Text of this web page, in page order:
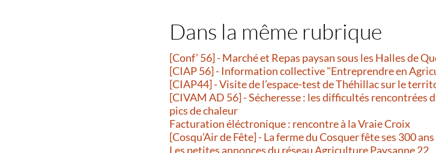
Dans la même rubrique
[Conf’ 56] - Marché et Repas paysan sous les Halles de
[CIAP 56] - Information collective "Entreprendre en
[CIAP44] - Visite de l’espace-test de Théhillac sur le
[CIVAM AD 56] - Sécheresse : les difficultés rencontrées
pics de chaleur
Facturation éléctronique : rencontre à la Vraie Croix
[Cosqu’Air de Fête] - La ferme du Cosquer fête ses 300 ans
Les petites annonces du réseau Agriculture Paysanne 22